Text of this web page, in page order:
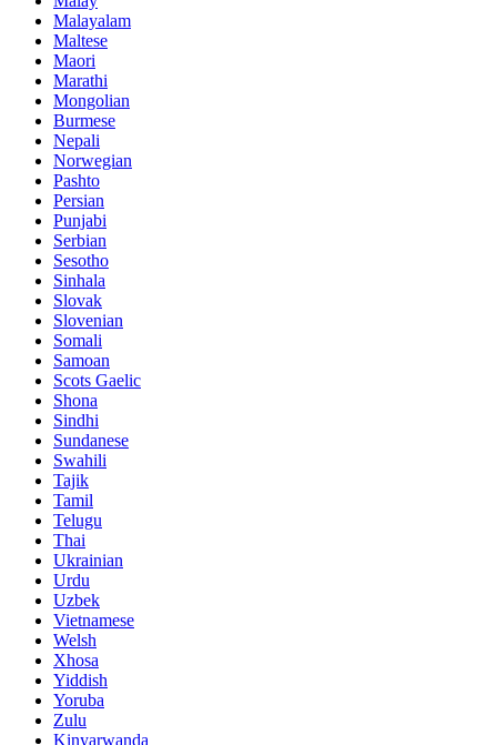
Malayalam
Maltese
Maori
Marathi
Mongolian
Burmese
Nepali
Norwegian
Pashto
Persian
Punjabi
Serbian
Sesotho
Sinhala
Slovak
Slovenian
Somali
Samoan
Scots Gaelic
Shona
Sindhi
Sundanese
Swahili
Tajik
Tamil
Telugu
Thai
Ukrainian
Urdu
Uzbek
Vietnamese
Welsh
Xhosa
Yiddish
Yoruba
Zulu
Kinyarwanda